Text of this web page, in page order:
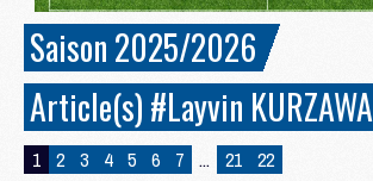
Saison 2025/2026
Article(s) #Layvin KURZAWA
1 2 3 4 5 6 7 ... 21 22